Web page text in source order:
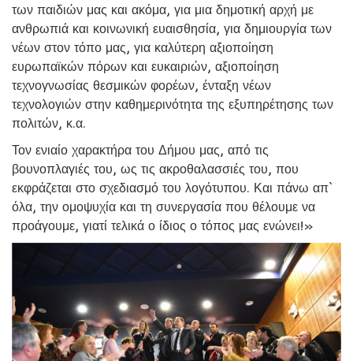
των παιδιών μας και ακόμα, για μια δημοτική αρχή με
ανθρωπιά και κοινωνική ευαισθησία, για δημιουργία των
νέων στον τόπο μας, για καλύτερη αξιοποίηση
ευρωπαϊκών πόρων και ευκαιριών, αξιοποίηση
τεχνογνωσίας θεσμικών φορέων, ένταξη νέων
τεχνολογιών στην καθημερινότητα της εξυπηρέτησης των
πολιτών, κ.α.
Τον ενιαίο χαρακτήρα του Δήμου μας, από τις
βουνοπλαγιές του, ως τις ακροθαλασσιές του, που
εκφράζεται στο σχεδιασμό του λογότυπου. Και πάνω απ`
όλα, την ομοψυχία και τη συνεργασία που θέλουμε να
προάγουμε, γιατί τελικά ο ίδιος ο τόπος μας ενώνει!»